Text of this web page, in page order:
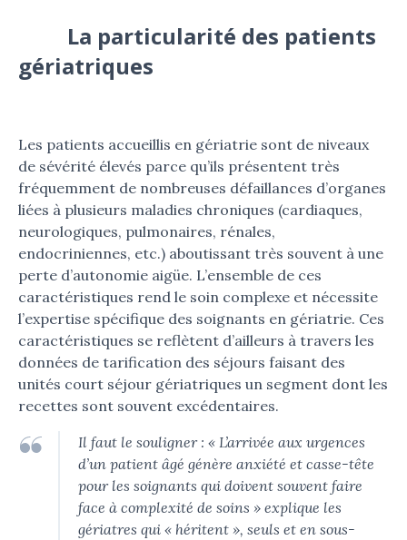
La particularité des patients
gériatriques
Les patients accueillis en gériatrie sont de niveaux
de sévérité élevés parce qu’ils présentent très
fréquemment de nombreuses défaillances d’organes
liées à plusieurs maladies chroniques (cardiaques,
neurologiques, pulmonaires, rénales,
endocriniennes, etc.) aboutissant très souvent à une
perte d’autonomie aigüe. L’ensemble de ces
caractéristiques rend le soin complexe et nécessite
l’expertise spécifique des soignants en gériatrie. Ces
caractéristiques se reflètent d’ailleurs à travers les
données de tarification des séjours faisant des
unités court séjour gériatriques un segment dont les
recettes sont souvent excédentaires.
Il faut le souligner : « L’arrivée aux urgences
d’un patient âgé génère anxiété et casse-tête
pour les soignants qui doivent souvent faire
face à complexité de soins » explique les
gériatres qui « héritent », seuls et en sous-